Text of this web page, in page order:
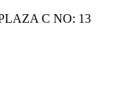
C NO: 13